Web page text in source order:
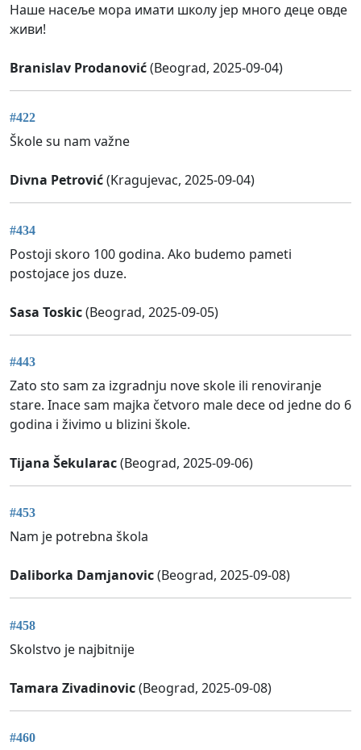
Наше насеље мора имати школу јер много деце овде
живи!
Branislav Prodanović(Beograd, 2025-09-04)
#422
Škole su nam važne
Divna Petrović(Kragujevac, 2025-09-04)
#434
Postoji skoro 100 godina. Ako budemo pameti
postojace jos duze.
Sasa Toskic(Beograd, 2025-09-05)
#443
Zato sto sam za izgradnju nove skole ili renoviranje
stare. Inace sam majka četvoro male dece od jedne do 6
godina i živimo u blizini škole.
Tijana Šekularac(Beograd, 2025-09-06)
#453
Nam je potrebna škola
Daliborka Damjanovic(Beograd, 2025-09-08)
#458
Skolstvo je najbitnije
Tamara Zivadinovic(Beograd, 2025-09-08)
#460